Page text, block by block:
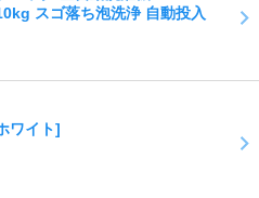
スゴ落ち泡洗浄 自動投入
ワイト]